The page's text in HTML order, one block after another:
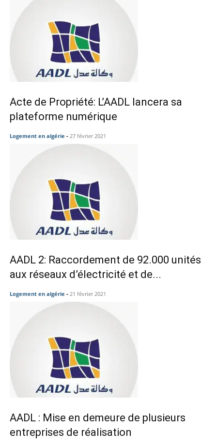
Acte de Propriété: L’AADL lancera sa
plateforme numérique
Logement en algérie - 27 février 2021
AADL 2: Raccordement de 92.000 unités
aux réseaux d’électricité et de...
Logement en algérie - 21 février 2021
AADL : Mise en demeure de plusieurs
entreprises de réalisation